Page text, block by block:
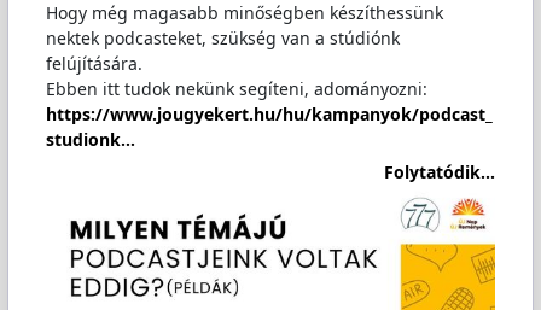
Hogy még magasabb minőségben készíthessünk
nektek podcasteket, szükség van a stúdiónk
felújítására.
Ebben itt tudok nekünk segíteni, adományozni:
https://www.jougyekert.hu/hu/kampanyok/podcast_
studionk…
Folytatódik...